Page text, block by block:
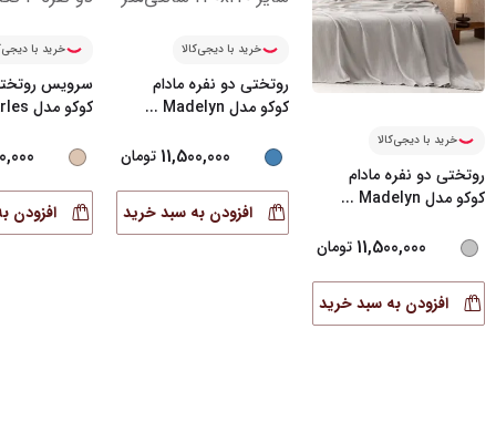
خرید با دیجی‌کالا
روتختی دو نفره مادام
کوکو مدل Madelyn
...
11,500,000 تومان
افزودن به سبد خرید
خرید با دیجی‌کالا
روتختی دو نفره مادام
کوکو مدل Madelyn
...
11,500,000 تومان
افزودن به سبد خرید
خرید با
سرویس
کوکو مدل Arles دو ن
افزودن